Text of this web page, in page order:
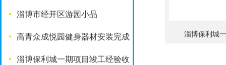
淄博市经开区游园小品
高青众成悦园健身器材安装完成
淄博保利城一期项目竣工经验收
淄博保利城